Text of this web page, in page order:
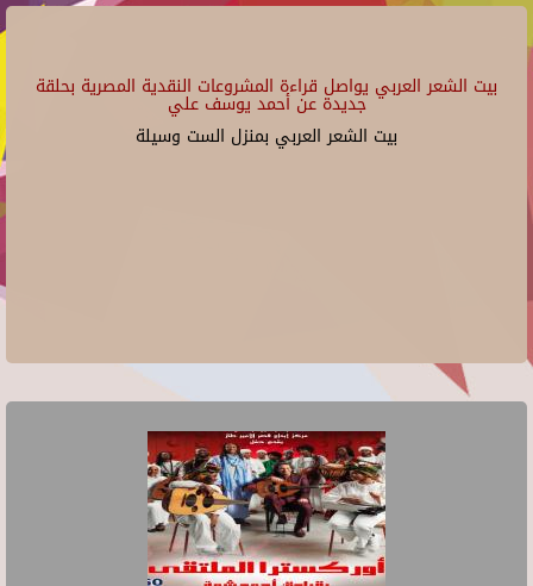
بيت الشعر العربي يواصل قراءة المشروعات النقدية المصرية بحلقة
جديدة عن أحمد يوسف علي
بيت الشعر العربي بمنزل الست وسيلة